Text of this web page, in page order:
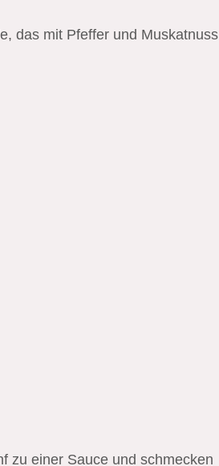
das mit Pfeffer und Muskatnuss
zu einer Sauce und schmecken